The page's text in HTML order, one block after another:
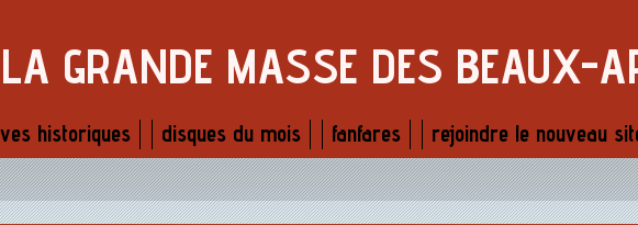
LA GRANDE MASSE DES BEAUX-
historiques disques du mois fanfares rejoindre le nouveau